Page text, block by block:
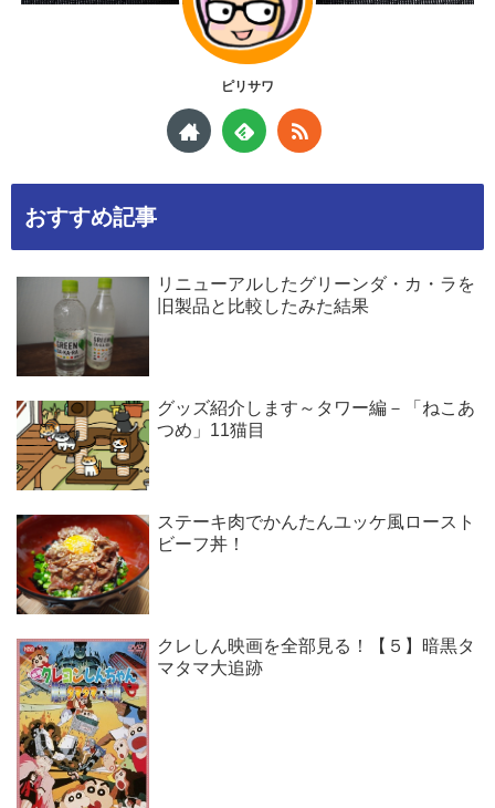
ピリサワ
おすすめ記事
リニューアルしたグリーンダ・カ・ラを
旧製品と比較したみた結果
グッズ紹介します～タワー編－「ねこあ
つめ」11猫目
ステーキ肉でかんたんユッケ風ロースト
ビーフ丼！
クレしん映画を全部見る！【５】暗黒タ
マタマ大追跡